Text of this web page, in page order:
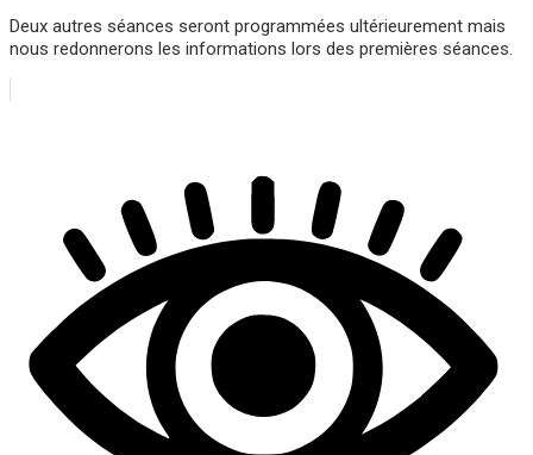
Deux autres séances seront programmées ultérieurement mais
nous redonnerons les informations lors des premières séances.